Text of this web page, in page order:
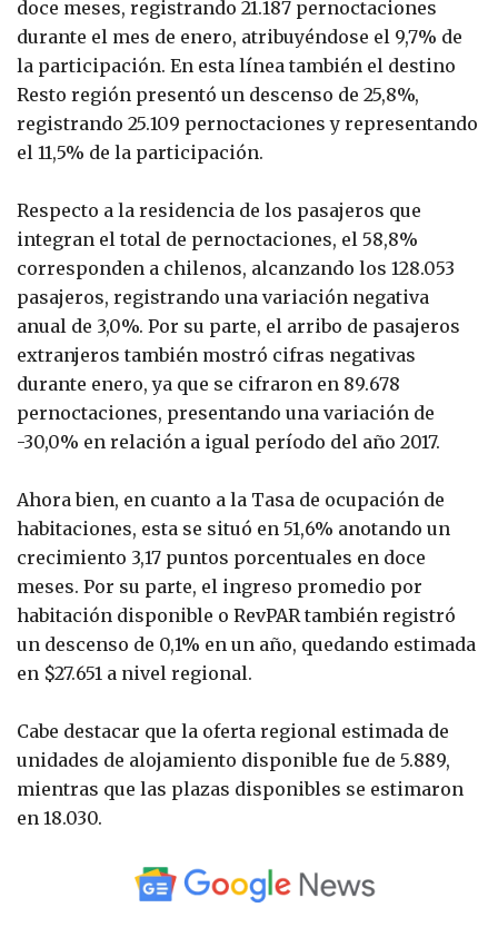
doce meses, registrando 21.187 pernoctaciones
durante el mes de enero, atribuyéndose el 9,7% de
la participación. En esta línea también el destino
Resto región presentó un descenso de 25,8%,
registrando 25.109 pernoctaciones y representando
el 11,5% de la participación.
Respecto a la residencia de los pasajeros que
integran el total de pernoctaciones, el 58,8%
corresponden a chilenos, alcanzando los 128.053
pasajeros, registrando una variación negativa
anual de 3,0%. Por su parte, el arribo de pasajeros
extranjeros también mostró cifras negativas
durante enero, ya que se cifraron en 89.678
pernoctaciones, presentando una variación de
-30,0% en relación a igual período del año 2017.
Ahora bien, en cuanto a la Tasa de ocupación de
habitaciones, esta se situó en 51,6% anotando un
crecimiento 3,17 puntos porcentuales en doce
meses. Por su parte, el ingreso promedio por
habitación disponible o RevPAR también registró
un descenso de 0,1% en un año, quedando estimada
en $27.651 a nivel regional.
Cabe destacar que la oferta regional estimada de
unidades de alojamiento disponible fue de 5.889,
mientras que las plazas disponibles se estimaron
en 18.030.